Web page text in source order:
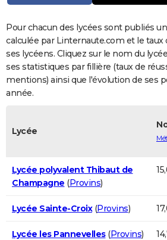
COPAINS D'AVANT
S'inscrire
Se connecter
Lycées
Collèges
Primaires
Universités
Entreprises
Service militaire
Avis de recherche
AVIS DE DÉCÈS
FORUM
Bricolage
Lifestyle
Culture
Television
Voyage
Cinema
Pour chacun des lycées sont publiés
calculée par Linternaute.com et le taux
ses lycéens. Cliquez sur le nom du
ses statistiques par fillière (taux de
mentions) ainsi que l'évolution de ses
année.
Lycée
Lycée polyvalent Thibaut de
Champagne (Provins)
Lycée Sainte-Croix(Provins)
Lycée les Pannevelles(Provins)